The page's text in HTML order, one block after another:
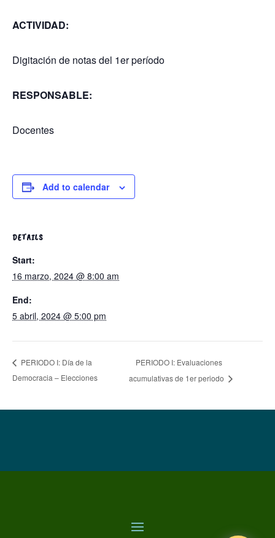
ACTIVIDAD:
Digitación de notas del 1er período
RESPONSABLE:
Docentes
Add to calendar
DETAILS
Start:
16 marzo, 2024 @ 8:00 am
End:
5 abril, 2024 @ 5:00 pm
PERIODO I: Día de la
Democracia – Elecciones
PERIODO I: Evaluaciones
acumulativas de 1er periodo